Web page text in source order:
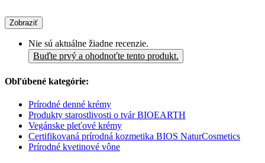
Zobraziť
Nie sú aktuálne žiadne recenzie.
Buďte prvý a ohodnoťte tento produkt.
Obľúbené kategórie:
Prírodné denné krémy
Produkty starostlivosti o tvár BIOEARTH
Vegánske pleťové krémy
Certifikovaná prírodná kozmetika BIOS NaturCosmetics
Prírodné kvetinové vône